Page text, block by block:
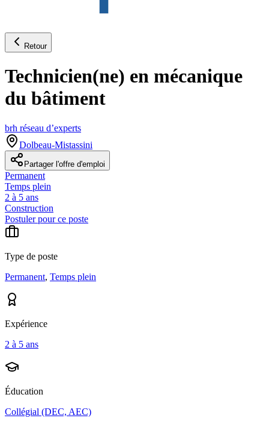
Retour
Technicien(ne) en mécanique
du bâtiment
brh réseau d’experts
Dolbeau-Mistassini
Partager l'offre d'emploi
Permanent
Temps plein
2 à 5 ans
Construction
Postuler pour ce poste
Type de poste
Permanent, Temps plein
Expérience
2 à 5 ans
Éducation
Collégial (DEC, AEC)